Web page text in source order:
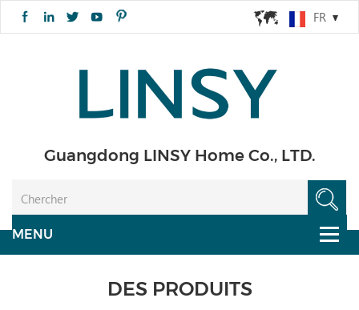
FR
Guangdong LINSY Home Co., LTD.
DES PRODUITS